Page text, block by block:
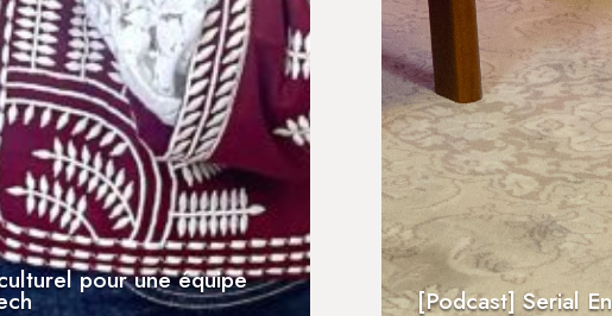
une équipe Aux Invalides, réception du
Positive Impact de Neoma Alumni
de RCF Bretagne [Podcast] Serial